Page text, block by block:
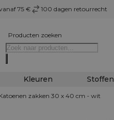
75 € 100 dagen retourrecht
Producten zoeken
Kleuren Stoffen
zakken 30 x 40 cm - wit